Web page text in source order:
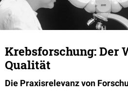
Krebsforschung: Der
Qualität
Die Praxisrelevanz von